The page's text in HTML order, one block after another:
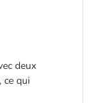
deux
ce qui